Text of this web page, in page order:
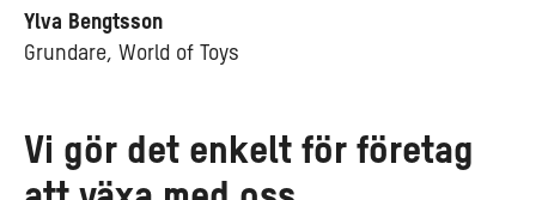
Ylva Bengtsson
Grundare, World of Toys
Vi gör det enkelt för företag